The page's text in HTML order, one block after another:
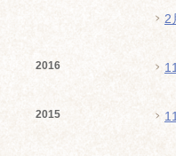
2
2016
2015